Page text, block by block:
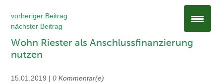
vorheriger Beitrag
nächster Beitrag
Wohn Riester als Anschlussfinanzierung
nutzen
15.01.2019 |0 Kommentar(e)